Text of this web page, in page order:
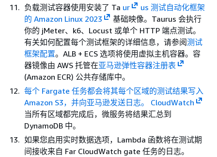
负载测试容器使用安装了 Ta ur
us 测试自动化框架
的 Amazon Linux 2023
基础映像。Taurus 会执行
你的 jMeter、k6、Locust 或单个 HTTP 端点测试。
有关如何配置每个测试框架的详细信息，请参阅测试
框架配置。ALB + ECS 选项将使用虚拟主机容器。容
器镜像由 AWS 托管在亚马逊弹性容器注册表
(Amazon ECR) 公共存储库中。
每个 Fargate 任务都会将其每个区域的测试结果写入
Amazon S3，并向亚马逊发送日志。 CloudWatch
当所有区域都完成后，微服务将结果汇总到
DynamoDB 中。
如果您启用实时数据选项，Lambda 函数将在测试期
间接收来自 Far CloudWatch gate 任务的日志。